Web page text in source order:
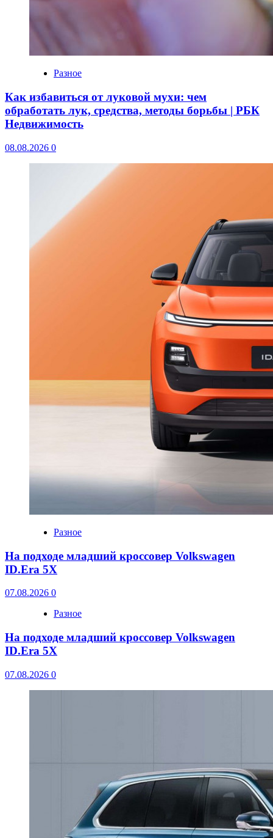
Разное
Как избавиться от луковой мухи: чем
обработать лук, средства, методы борьбы | РБК
Недвижимость
08.08.2026 0
Разное
На подходе младший кроссовер Volkswagen
ID.Era 5X
07.08.2026 0
Разное
На подходе младший кроссовер Volkswagen
ID.Era 5X
07.08.2026 0